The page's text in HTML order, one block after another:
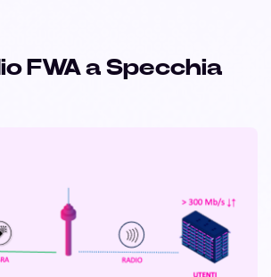
FWA a Specchia